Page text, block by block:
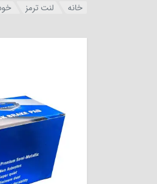
خانه لنت ترمز